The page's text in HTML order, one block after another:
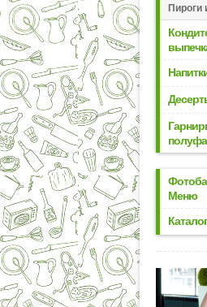
Пироги
Меню